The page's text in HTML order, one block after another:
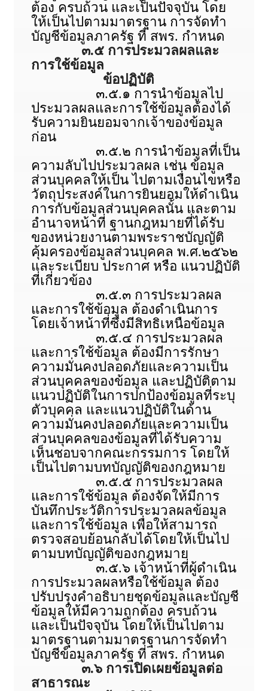
ต้อง ครบถ้วน และเป็นปัจจุบัน โดย
ให้เป็นไปตามมาตรฐาน การจัดทำ
บัญชีข้อมูลภาครัฐ ที่ สพร. กำหนด
๓.๕ การประมวลผลและ
การใช้ข้อมูล
ข้อปฏิบัติ
๓.๕.๑ การนำข้อมูลไป
ประมวลผลและการใช้ข้อมูลต้องได้
รับความยินยอมจากเจ้าของข้อมูล
ก่อน
๓.๕.๒ การนำข้อมูลที่เป็น
ความลับไปประมวลผล เช่น ข้อมูล
ส่วนบุคคลให้เป็น ไปตามเงื่อนไขหรือ
วัตถุประสงค์ในการยินยอมให้ดำเนิน
การกับข้อมูลส่วนบุคคลนั้น และตาม
อำนาจหน้าที่ ฐานกฎหมายที่ได้รับ
ของหน่วยงานตามพระราชบัญญัติ
คุ้มครองข้อมูลส่วนบุคคล พ.ศ.๒๕๖๒
และระเบียบ ประกาศ หรือ แนวปฏิบัติ
ที่เกี่ยวข้อง
๓.๕.๓ การประมวลผล
และการใช้ข้อมูล ต้องดำเนินการ
โดยเจ้าหน้าที่ซึ่งมีสิทธิเหนือข้อมูล
๓.๕.๔ การประมวลผล
และการใช้ข้อมูล ต้องมีการรักษา
ความมั่นคงปลอดภัยและความเป็น
ส่วนบุคคลของข้อมูล และปฏิบัติตาม
แนวปฏิบัติในการปกป้องข้อมูลที่ระบุ
ตัวบุคคล และแนวปฏิบัติในด้าน
ความมั่นคงปลอดภัยและความเป็น
ส่วนบุคคลของข้อมูลที่ได้รับความ
เห็นชอบจากคณะกรรมการ โดยให้
เป็นไปตามบทบัญญัติของกฎหมาย
๓.๕.๕ การประมวลผล
และการใช้ข้อมูล ต้องจัดให้มีการ
บันทึกประวัติการประมวลผลข้อมูล
และการใช้ข้อมูล เพื่อให้สามารถ
ตรวจสอบย้อนกลับได้โดยให้เป็นไป
ตามบทบัญญัติของกฎหมาย
๓.๕.๖ เจ้าหน้าที่ผู้ดำเนิน
การประมวลผลหรือใช้ข้อมูล ต้อง
ปรับปรุงคำอธิบายชุดข้อมูลและบัญชี
ข้อมูลให้มีความถูกต้อง ครบถ้วน
และเป็นปัจจุบัน โดยให้เป็นไปตาม
มาตรฐานตามมาตรฐานการจัดทำ
บัญชีข้อมูลภาครัฐ ที่ สพร. กำหนด
๓.๖ การเปิดเผยข้อมูลต่อ
สาธารณะ